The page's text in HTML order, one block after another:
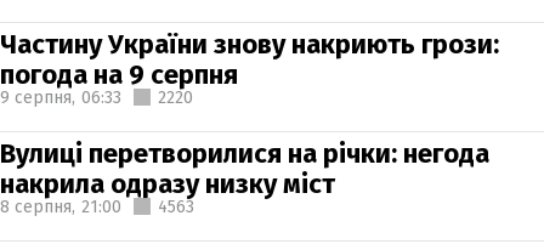
Частину України знову накриють грози:
погода на 9 серпня
9 серпня, 06:33 2220
Вулиці перетворилися на річки: негода
накрила одразу низку міст
8 серпня, 21:00 4563